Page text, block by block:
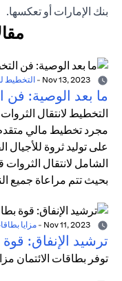
بنك الإمارات أو تعكسها.
-التخطيط
ما بعد الوصية: فن
التخطيط لانتقال
مجرد تخطيط مالي
على توليد ثروة
الشامل لانتقال الثروات
بحيث تتم مراعاة جميع
- مزايا
ترشيد الإنفاق: قوة
توفر بطاقات الائتمان